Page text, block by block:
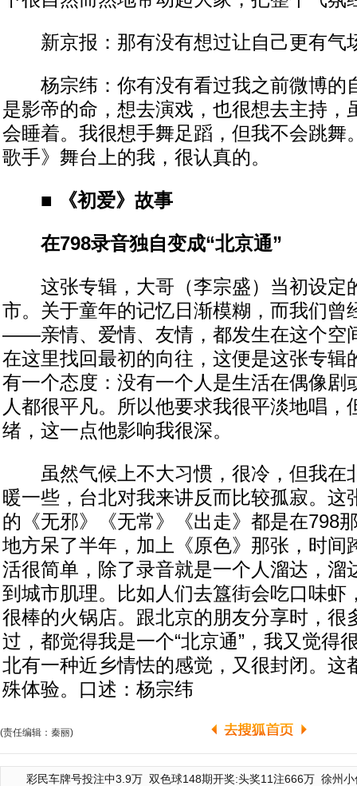
新京报：那有没有想过让自己更有气
杨宗纬：你有没有看过我之前微博的
是影帝的命，想去演戏，也很想去主持，
会睡着。我很想手舞足蹈，但我不会跳舞
歌手》舞台上的我，很认真的。
■ 《初爱》故事
在798录音独自变成“北京通”
这张专辑，大哥（李宗盛）当初设定
市。关于童年的记忆日渐模糊，而我们曾
——亲情、爱情、友情，都发生在这个空
在这里找回最初的向往，这便是这张专辑
有一个态度：没有一个人是生活在偶像剧
人都很平凡。所以他要求我很平淡地唱，
绪，这一点他影响我很深。
虽然气候上不大习惯，很冷，但我在
暖一些，台北对我来讲反而比较孤寂。这
的《无邪》《无常》《出走》都是在798
地方呆了半年，加上《原色》那张，时间
活很简单，除了录音就是一个人溜达，溜
到城市肌理。比如人们去簋街会吃口味虾
很棒的火锅店。跟北京的朋友分享时，很
过，都觉得我是一个“北京通”，我又觉得
北有一种近乡情怯的感觉，又很封闭。这
殊体验。口述：杨宗纬
(责任编辑：秦丽)
彩民车牌号投注中3.9万 双色球148期开奖:头奖11注666万 徐州